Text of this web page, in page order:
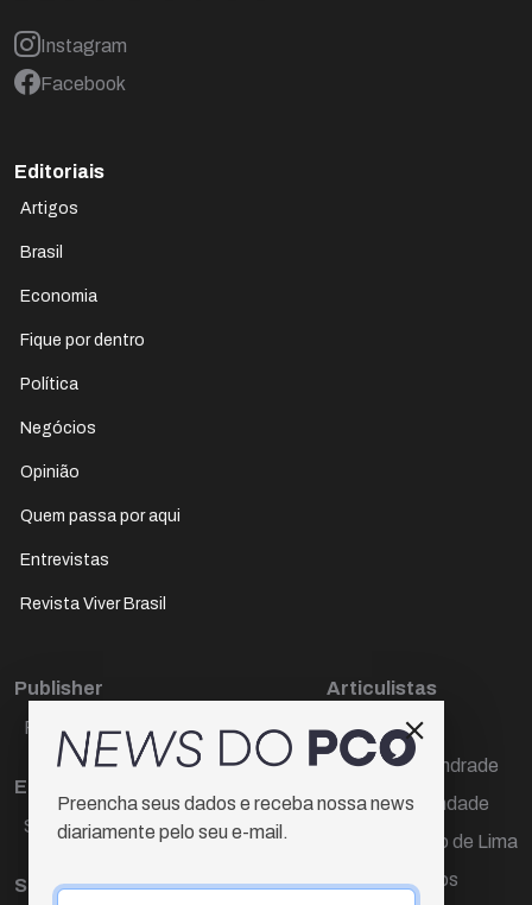
Instagram
Facebook
Editoriais
Artigos
Brasil
Economia
Fique por dentro
Política
Negócios
Opinião
Quem passa por aqui
Entrevistas
Revista Viver Brasil
Publisher
Paulo Cesar de Oliveira
Editora Chefe
Sueli Cotta
Sub-editora
Articulistas
Décio Freire
Dr Marcos Andrade
Hamilton Trindade
Igor Carvalho de Lima
Mario Campos
Preencha seus dados e receba nossa news
diariamente pelo seu e-mail.